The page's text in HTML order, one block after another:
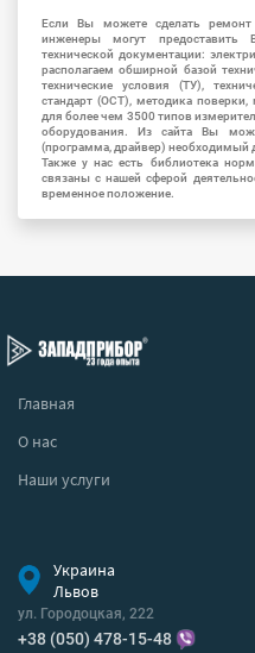
Если Вы можете сделать ремонт
инженеры могут
технической документации:
располагаем обширной базой
технические условия (ТУ),
стандарт (ОСТ), методика поверки,
для более чем 3500 типов
оборудования. Из сайта Вы
(программа, драйвер) необходимый
Также у нас есть библиотека
связаны с нашей сферой
временное положение.
Главная
О нас
Наши услуги
Украина
Львов
ул. Городоцкая, 222
+38 (050) 478-15-48